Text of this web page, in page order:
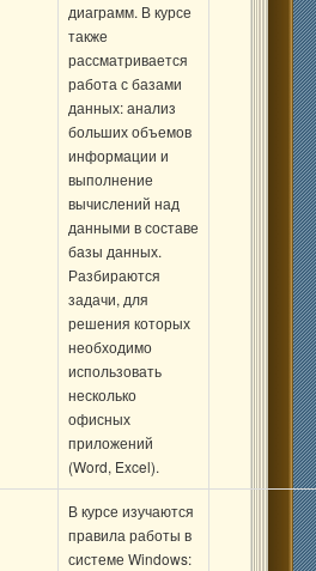
диаграмм. В курсе
также
рассматривается
работа с базами
данных: анализ
больших объемов
информации и
выполнение
вычислений над
данными в составе
базы данных.
Разбираются
задачи, для
решения которых
необходимо
использовать
несколько
офисных
приложений
(Word, Excel).
В курсе изучаются
правила работы в
системе Windows: